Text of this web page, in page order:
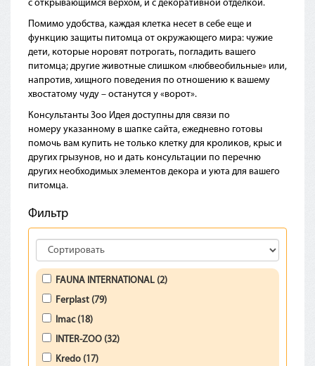
с открывающимся верхом, и с декоративной отделкой.
Помимо удобства, каждая клетка несет в себе еще и
функцию защиты питомца от окружающего мира: чужие
дети, которые норовят потрогать, погладить вашего
питомца; другие животные слишком «любвеобильные» или,
напротив, хищного поведения по отношению к вашему
хвостатому чуду – останутся у «ворот».
Консультанты Зоо Идея доступны для связи по
номеру указанному в шапке сайта, ежедневно готовы
помочь вам купить не только клетку для кроликов, крыс и
других грызунов, но и дать консультации по перечню
других необходимых элементов декора и уюта для вашего
питомца.
Фильтр
FAUNA INTERNATIONAL (2)
Ferplast (79)
Imac (18)
INTER-ZOO (32)
Kredo (17)